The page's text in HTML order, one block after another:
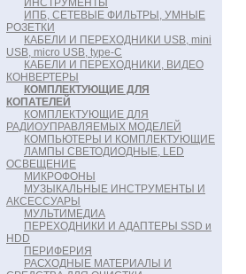
ИНСТРУМЕНТЫ
ИПБ, СЕТЕВЫЕ ФИЛЬТРЫ, УМНЫЕ
РОЗЕТКИ
КАБЕЛИ И ПЕРЕХОДНИКИ USB, mini
USB, micro USB, type-C
КАБЕЛИ И ПЕРЕХОДНИКИ, ВИДЕО
КОНВЕРТЕРЫ
КОМПЛЕКТУЮЩИЕ ДЛЯ
КОПАТЕЛЕЙ
КОМПЛЕКТУЮЩИЕ ДЛЯ
РАДИОУПРАВЛЯЕМЫХ МОДЕЛЕЙ
КОМПЬЮТЕРЫ И КОМПЛЕКТУЮЩИЕ
ЛАМПЫ СВЕТОДИОДНЫЕ, LED
ОСВЕЩЕНИЕ
МИКРОФОНЫ
МУЗЫКАЛЬНЫЕ ИНСТРУМЕНТЫ И
АКСЕССУАРЫ
МУЛЬТИМЕДИА
ПЕРЕХОДНИКИ И АДАПТЕРЫ SSD и
HDD
ПЕРИФЕРИЯ
РАСХОДНЫЕ МАТЕРИАЛЫ И